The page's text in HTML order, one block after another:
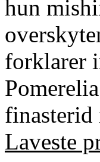
hun
forklarer
finasterid
Laveste